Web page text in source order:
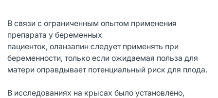
В связи с ограниченным опытом применения
препарата у беременных
пациенток, оланзапин следует применять при
беременности, только если ожидаемая польза для
матери оправдывает потенциальный риск для плода.
В исследованиях на крысах было установлено,